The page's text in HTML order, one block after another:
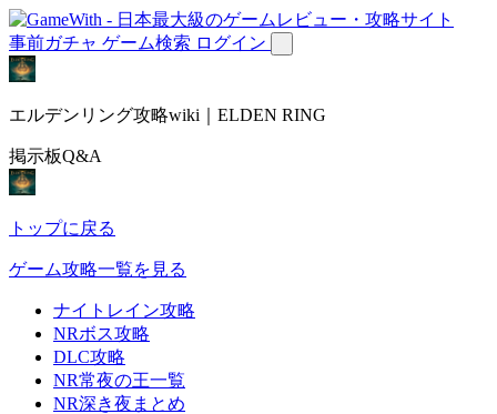
事前ガチャ ゲーム検索 ログイン
エルデンリング攻略wiki｜ELDEN RING
掲示板Q&A
トップに戻る
ゲーム攻略一覧を見る
ナイトレイン攻略
NRボス攻略
DLC攻略
NR常夜の王一覧
NR深き夜まとめ